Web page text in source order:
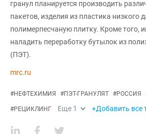
гранул планируется производить
пакетов, изделия из пластика низкого
полимерпесчаную плитку. Кроме того,
наладить переработку бутылок из
(ПЭТ).
mrc.ru
#НЕФТЕХИМИЯ #ПЭТ-ГРАНУЛЯТ #РОССИЯ
#РЕЦИКЛИНГ Еще 1 +Добавить все